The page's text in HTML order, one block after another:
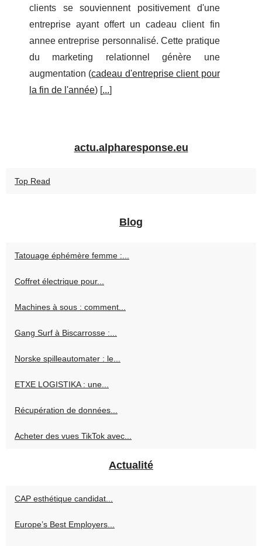
clients se souviennent positivement d'une
entreprise ayant offert un cadeau client fin
annee entreprise personnalisé. Cette pratique
du marketing relationnel génère une
augmentation (cadeau d'entreprise client pour
la fin de l'année) [...]
actu.alpharesponse.eu
Top Read
Blog
Tatouage éphémère femme :...
Coffret électrique pour...
Machines à sous : comment...
Gang Surf à Biscarrosse :...
Norske spilleautomater : le...
ETXE LOGISTIKA : une...
Récupération de données...
Acheter des vues TikTok avec...
Actualité
CAP esthétique candidat...
Europe’s Best Employers...